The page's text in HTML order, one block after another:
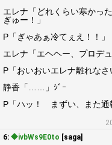
エレナ「どれくらい寒かっ
ぎゅー！」
P「ぎゃあぁ冷てぇえ！！」
エレナ「エヘヘー、プロデ
P「おいおいエレナ離れな
静香「……」ｼﾞｰ
P「ハッ！ まずい、また通
6: ◆ivbWs9E0to [saga]